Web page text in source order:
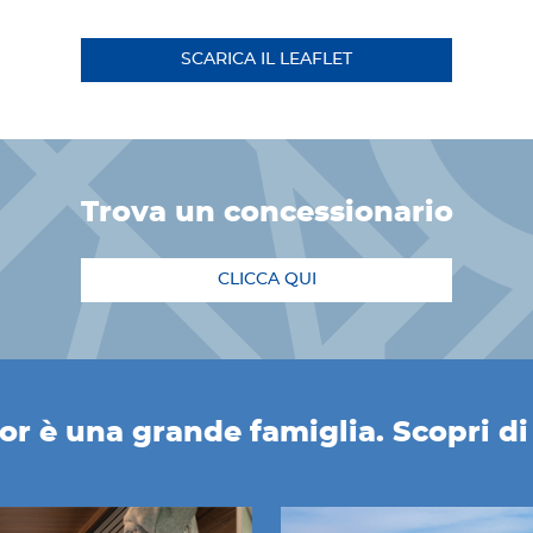
SCARICA IL LEAFLET
trova un concessionario
CLICCA QUI
è una grande famiglia. Scopri